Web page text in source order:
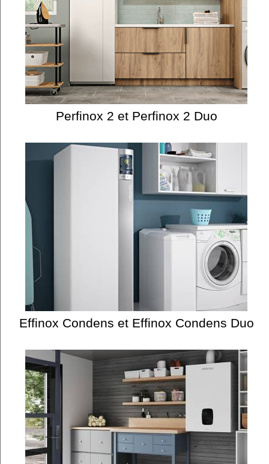
Perfinox 2 et Perfinox 2 Duo
Effinox Condens et Effinox Condens Duo